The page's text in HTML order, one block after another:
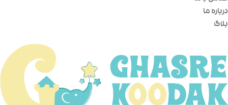
درباره ما
بلاگ